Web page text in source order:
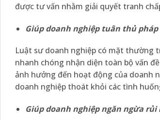
được tư vấn nhằm giải quyết tranh
Giúp doanh nghiệp tuân thủ
Luật sư doanh nghiệp có mặt thường
nhanh chóng nhận diện toàn bộ vấn
ảnh hưởng đến hoạt động của doanh
doanh nghiệp thoát khỏi các tình
Giúp doanh nghiệp ngăn ngừa